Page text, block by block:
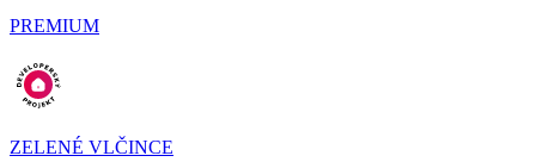
PREMIUM
ZELENÉ VLČINCE